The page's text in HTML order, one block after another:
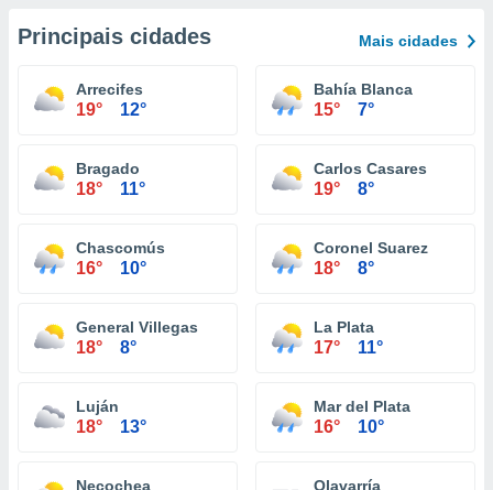
Principais cidades Mais cidades
Arrecifes
19° 12°
Bahía Blanca
15° 7°
Bragado
18° 11°
Carlos Casares
19° 8°
Chascomús
16° 10°
Coronel Suarez
18° 8°
General Villegas
18° 8°
La Plata
17° 11°
Luján
18° 13°
Mar del Plata
16° 10°
Necochea Olavarría